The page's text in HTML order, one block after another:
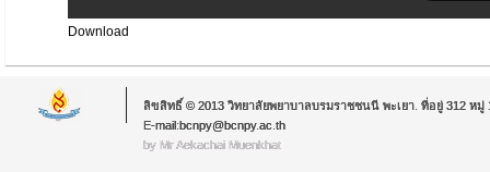
Download
ลิขสิทธิ์ © 2013 วิทยาลัยพยาบาลบรมราชชนนี พะเยา. ที่อยู่ 312 หมู่
E-mail:bcnpy@bcnpy.ac.th
by Mr.Aekachai Muenkhat